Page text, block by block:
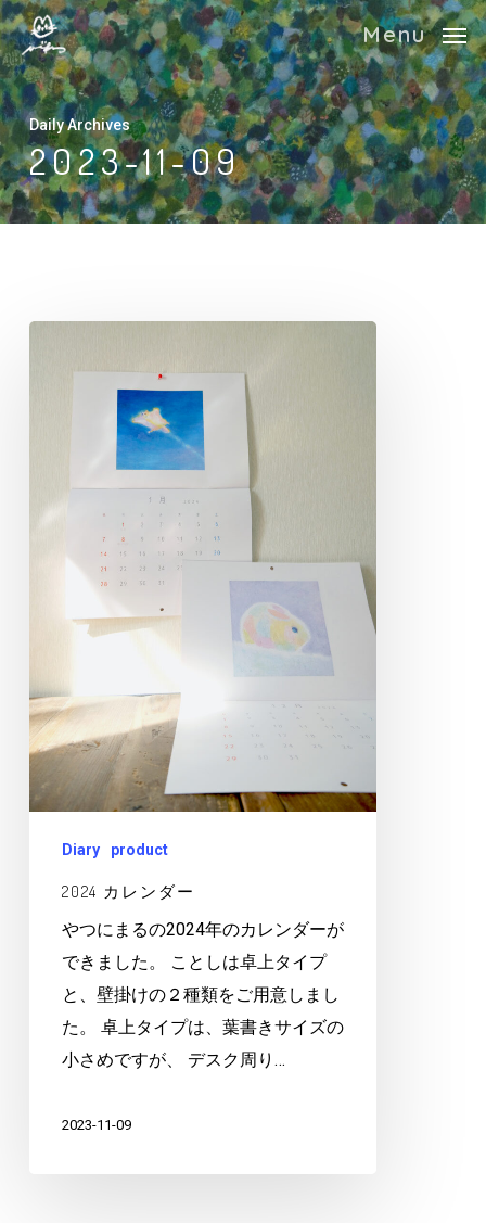
Skip
to
main
content
Menu
Daily Archives
2023-11-09
Diary product
2024 カレンダー
やつにまるの2024年のカレンダーが
できました。 ことしは卓上タイプ
と、壁掛けの２種類をご用意しまし
た。 卓上タイプは、葉書きサイズの
小さめですが、 デスク周り…
2023-11-09